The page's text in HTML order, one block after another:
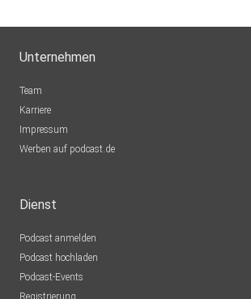
Unternehmen
Team
Karriere
Impressum
Werben auf podcast.de
Dienst
Podcast anmelden
Podcast hochladen
Podcast-Events
Registrierung